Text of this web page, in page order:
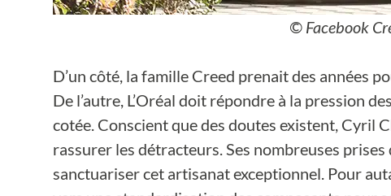
© Facebook
D’un côté, la famille Creed prenait des années
De l’autre, L’Oréal doit répondre à la pression
cotée. Conscient que des doutes existent, Cyril
rassurer les détracteurs. Ses nombreuses
sanctuariser cet artisanat exceptionnel. Pour